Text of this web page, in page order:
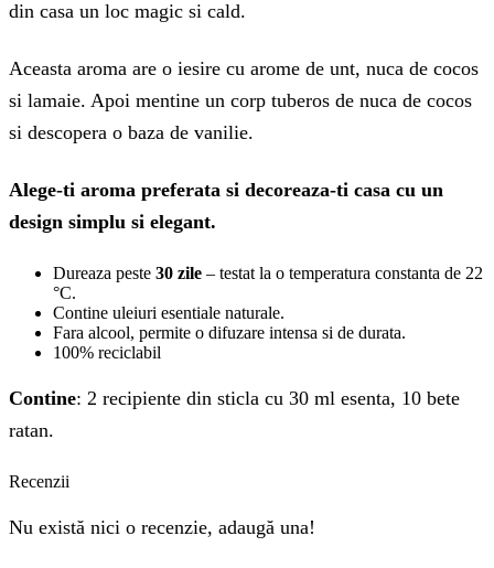
din casa un loc magic si cald.
Aceasta aroma are o iesire cu arome de unt, nuca de cocos
si lamaie. Apoi mentine un corp tuberos de nuca de cocos
si descopera o baza de vanilie.
Alege-ti aroma preferata si decoreaza-ti casa cu un
design simplu si elegant.
Dureaza peste 30 zile – testat la o temperatura constanta de 22
°C.
Contine uleiuri esentiale naturale.
Fara alcool, permite o difuzare intensa si de durata.
100% reciclabil
Contine: 2 recipiente din sticla cu 30 ml esenta, 10 bete
ratan.
Recenzii
Nu există nici o recenzie, adaugă una!